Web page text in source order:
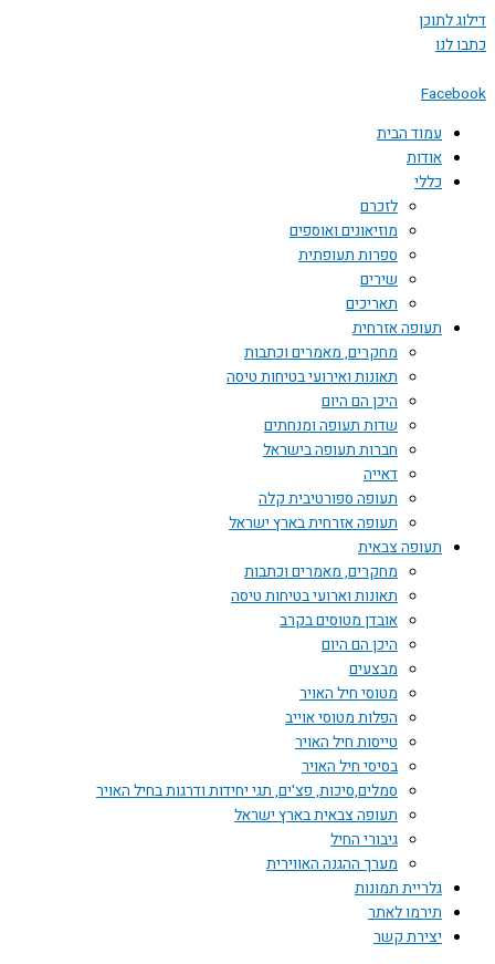
דילוג לתוכן
כתבו לנו
Facebook
עמוד הבית
אודות
כללי
לזכרם
מוזיאונים ואוספים
ספרות תעופתית
שירים
תאריכים
תעופה אזרחית
מחקרים, מאמרים וכתבות
תאונות ואירועי בטיחות טיסה
היכן הם היום
שדות תעופה ומנחתים
חברות תעופה בישראל
דאייה
תעופה ספורטיבית קלה
תעופה אזרחית בארץ ישראל
תעופה צבאית
מחקרים, מאמרים וכתבות
תאונות וארועי בטיחות טיסה
אובדן מטוסים בקרב
היכן הם היום
מבצעים
מטוסי חיל האויר
הפלות מטוסי אוייב
טייסות חיל האויר
בסיסי חיל האויר
סמלים,סיכות, פצ'ים, תגי יחידות ודרגות בחיל האויר
תעופה צבאית בארץ ישראל
גיבורי החיל
מערך ההגנה האווירית
גלריית תמונות
תירמו לאתר
יצירת קשר